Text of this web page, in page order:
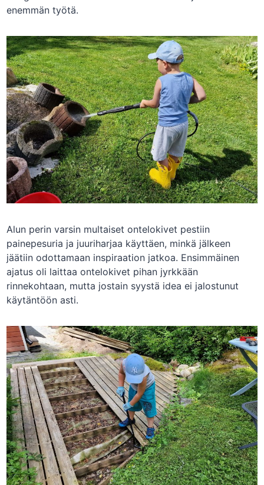
enemmän työtä.
Alun perin varsin multaiset ontelokivet pestiin
painepesuria ja juuriharjaa käyttäen, minkä jälkeen
jäätiin odottamaan inspiraation jatkoa. Ensimmäinen
ajatus oli laittaa ontelokivet pihan jyrkkään
rinnekohtaan, mutta jostain syystä idea ei jalostunut
käytäntöön asti.